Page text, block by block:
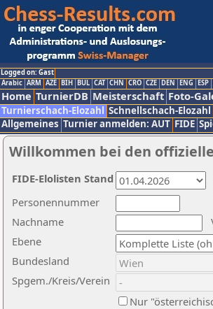
Logged on: Gast
Arabic ARM AZE BIH BUL CAT CHN CRO CZE DEN ENG ESP
Home TurnierDB Meisterschaft Foto-
Turnierschach-Elozahl Schnellschach-Elozahl
Allgemeines Turnier anmelden: AUT FIDE
Willkommen bei den
Nachname
Ebene
Personennummer
Bundesland
Spgem./Kreis/Verein
Nur
FIDE-Elolisten Stand